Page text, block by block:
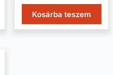
Kosárba teszem